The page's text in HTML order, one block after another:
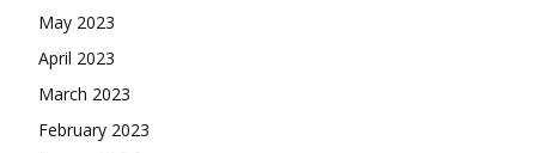
May 2023
April 2023
March 2023
February 2023